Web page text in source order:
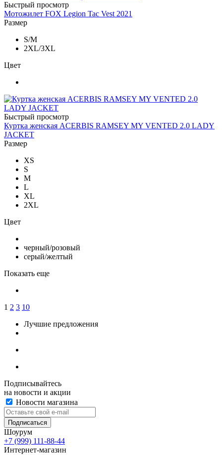
Быстрый просмотр
Мотожилет FOX Legion Tac Vest 2021
Размер
S/M
2XL/3XL
Цвет
Быстрый просмотр
Куртка женская ACERBIS RAMSEY MY VENTED 2.0 LADY
JACKET
Размер
XS
S
M
L
XL
2XL
Цвет
черный/розовый
серый/желтый
Показать еще
1 2 3 10
Лучшие предложения
Подписывайтесь
на новости и акции
Новости магазина
Шоурум
+7 (999) 111-88-44
Интернет-магазин